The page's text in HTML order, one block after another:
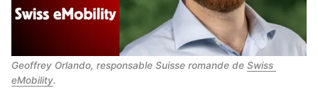
Geoffrey Orlando, responsable Suisse romande de Swiss
eMobility.